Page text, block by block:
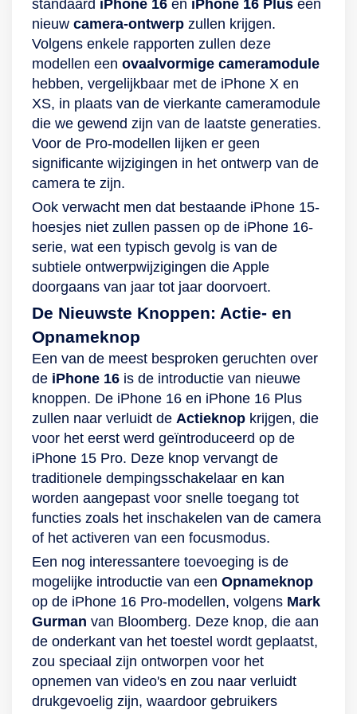
standaard iPhone 16 en iPhone 16 Plus een
nieuw camera-ontwerp zullen krijgen.
Volgens enkele rapporten zullen deze
modellen een ovaalvormige cameramodule
hebben, vergelijkbaar met de iPhone X en
XS, in plaats van de vierkante cameramodule
die we gewend zijn van de laatste generaties.
Voor de Pro-modellen lijken er geen
significante wijzigingen in het ontwerp van de
camera te zijn.
Ook verwacht men dat bestaande iPhone 15-
hoesjes niet zullen passen op de iPhone 16-
serie, wat een typisch gevolg is van de
subtiele ontwerpwijzigingen die Apple
doorgaans van jaar tot jaar doorvoert.
De Nieuwste Knoppen: Actie- en
Opnameknop
Een van de meest besproken geruchten over
de iPhone 16 is de introductie van nieuwe
knoppen. De iPhone 16 en iPhone 16 Plus
zullen naar verluidt de Actieknop krijgen, die
voor het eerst werd geïntroduceerd op de
iPhone 15 Pro. Deze knop vervangt de
traditionele dempingsschakelaar en kan
worden aangepast voor snelle toegang tot
functies zoals het inschakelen van de camera
of het activeren van een focusmodus.
Een nog interessantere toevoeging is de
mogelijke introductie van een Opnameknop
op de iPhone 16 Pro-modellen, volgens Mark
Gurman van Bloomberg. Deze knop, die aan
de onderkant van het toestel wordt geplaatst,
zou speciaal zijn ontworpen voor het
opnemen van video's en zou naar verluidt
drukgevoelig zijn, waardoor gebruikers